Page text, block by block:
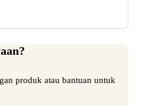
produk atau bantuan untuk